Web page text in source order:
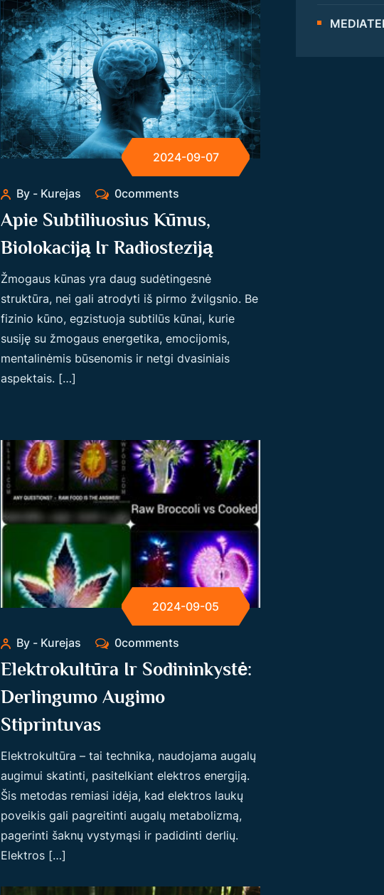
2024-09-07
By - Kurejas 0comments
Apie Subtiliuosius Kūnus,
Biolokaciją Ir Radiosteziją
Žmogaus kūnas yra daug sudėtingesnė
struktūra, nei gali atrodyti iš pirmo žvilgsnio. Be
fizinio kūno, egzistuoja subtilūs kūnai, kurie
susiję su žmogaus energetika, emocijomis,
mentalinėmis būsenomis ir netgi dvasiniais
aspektais. […]
2024-09-05
By - Kurejas 0comments
Elektrokultūra Ir Sodininkystė:
Derlingumo Augimo
Stiprintuvas
Elektrokultūra – tai technika, naudojama augalų
augimui skatinti, pasitelkiant elektros energiją.
Šis metodas remiasi idėja, kad elektros laukų
poveikis gali pagreitinti augalų metabolizmą,
pagerinti šaknų vystymąsi ir padidinti derlių.
Elektros […]